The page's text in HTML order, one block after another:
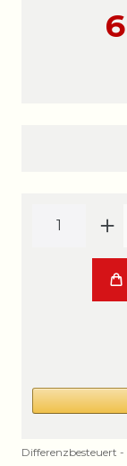
Differenzbesteuert